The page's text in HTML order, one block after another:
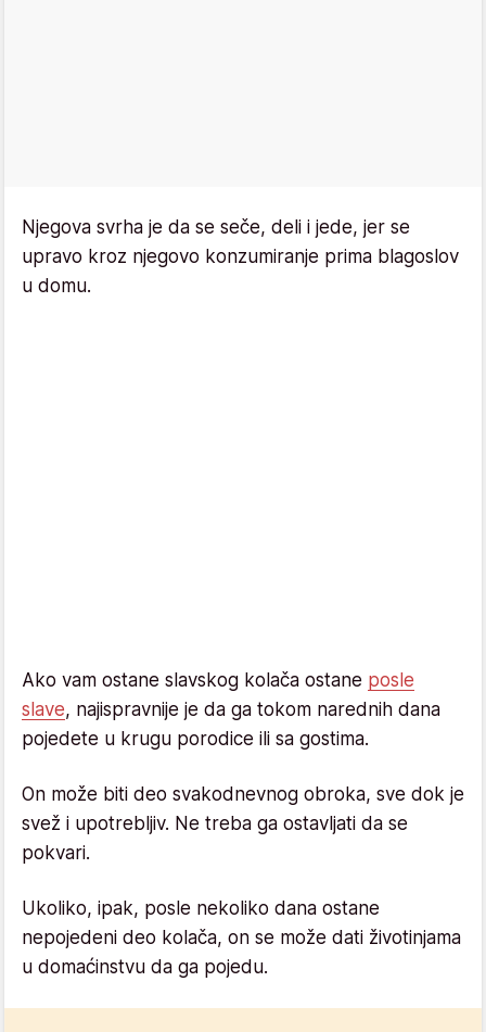
Njegova svrha je da se seče, deli i jede, jer se
upravo kroz njegovo konzumiranje prima blagoslov
u domu.
Ako vam ostane slavskog kolača ostane posle
slave, najispravnije je da ga tokom narednih dana
pojedete u krugu porodice ili sa gostima.
On može biti deo svakodnevnog obroka, sve dok je
svež i upotrebljiv. Ne treba ga ostavljati da se
pokvari.
Ukoliko, ipak, posle nekoliko dana ostane
nepojedeni deo kolača, on se može dati životinjama
u domaćinstvu da ga pojedu.